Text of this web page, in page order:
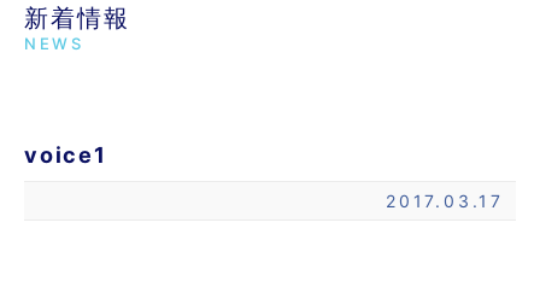
新着情報
NEWS
voice1
2017.03.17